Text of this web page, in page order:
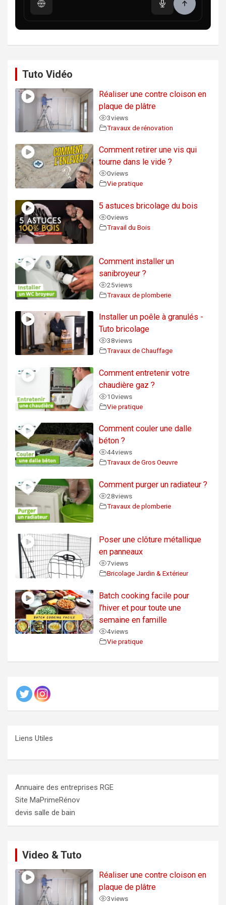
Tuto Vidéo
Réaliser une contre cloison en
plaque de plâtre
3views
Travaux de rénovation
Comment retirer une vis qui
tourne dans le vide ?
0views
Vie pratique
5 astuces bricolage du bois
0views
Travail du Bois
Comment installer un
sanibroyeur ?
25views
Travaux de plomberie
Installer un poêle à granulés -
Tuto bricolage
38views
Travaux de Chauffage
Comment entretenir votre
chaudière gaz ?
10views
Vie pratique
Comment couler une dalle
béton ?
44views
Travaux de Gros Oeuvre
Comment purger un radiateur ?
28views
Travaux de plomberie
Poser une clôture métallique
en panneaux
7views
Bricolage Jardin & Extérieur
Batch cooking facile pour
l’hiver et pour toute une
semaine en famille
4views
Vie pratique
Liens Utiles
Annuaire des entreprises RGE
Site MaPrimeRénov
devis salle de bain
Video & Tuto
Réaliser une contre cloison en
plaque de plâtre
3views